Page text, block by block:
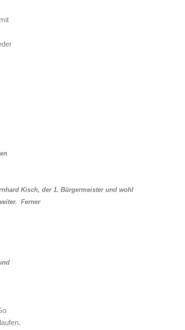
Kisch, der 1. Bürgermeister und wohl
Ferner